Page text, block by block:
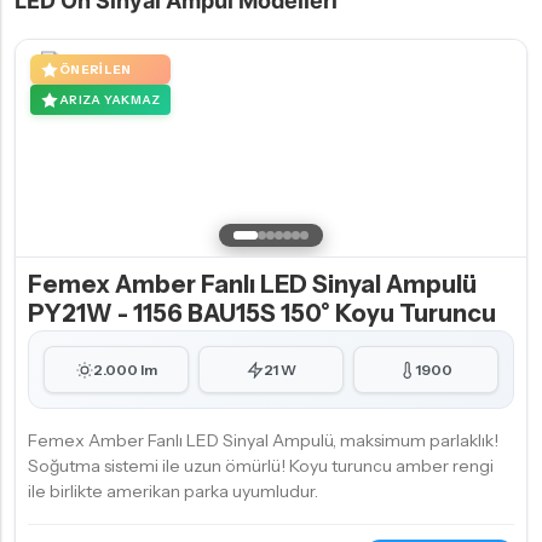
ÖNERILEN
ARIZA YAKMAZ
Femex Amber Fanlı LED Sinyal Ampulü
PY21W - 1156 BAU15S 150° Koyu Turuncu
2.000 lm 21 W 1900
Femex Amber Fanlı LED Sinyal Ampulü, maksimum parlaklık!
Soğutma sistemi ile uzun ömürlü! Koyu turuncu amber rengi
ile birlikte amerikan parka uyumludur.